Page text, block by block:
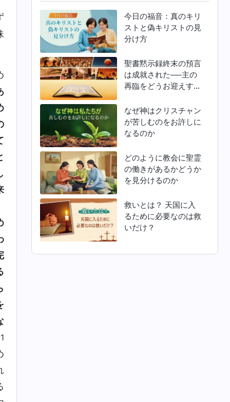
今日の福音：真のキリ
ストと偽キリストの見
分け方
聖書黙示録終末の預言
は成就された──主の
再臨をどうお迎えすれ
なぜ神はクリスチャン
が苦しむのをお許しに
なるのか
どのように教会に聖霊
の働きがあるかどうか
を見分けるのか
救いとは？ 天国に入
るために必要なのは救
いだけ？